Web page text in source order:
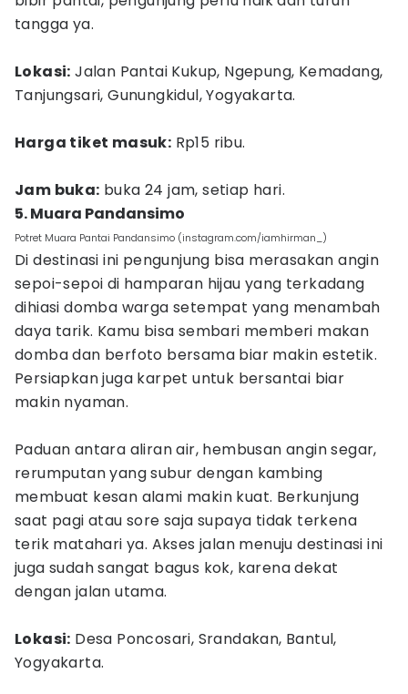
tangga ya.
Lokasi: Jalan Pantai Kukup, Ngepung, Kemadang,
Tanjungsari, Gunungkidul, Yogyakarta.
Harga tiket masuk: Rp15 ribu.
Jam buka: buka 24 jam, setiap hari.
5. Muara Pandansimo
Potret Muara Pantai Pandansimo (instagram.com/iamhirman_)
Di destinasi ini pengunjung bisa merasakan angin
sepoi-sepoi di hamparan hijau yang terkadang
dihiasi domba warga setempat yang menambah
daya tarik. Kamu bisa sembari memberi makan
domba dan berfoto bersama biar makin estetik.
Persiapkan juga karpet untuk bersantai biar
makin nyaman.
Paduan antara aliran air, hembusan angin segar,
rerumputan yang subur dengan kambing
membuat kesan alami makin kuat. Berkunjung
saat pagi atau sore saja supaya tidak terkena
terik matahari ya. Akses jalan menuju destinasi ini
juga sudah sangat bagus kok, karena dekat
dengan jalan utama.
Lokasi: Desa Poncosari, Srandakan, Bantul,
Yogyakarta.